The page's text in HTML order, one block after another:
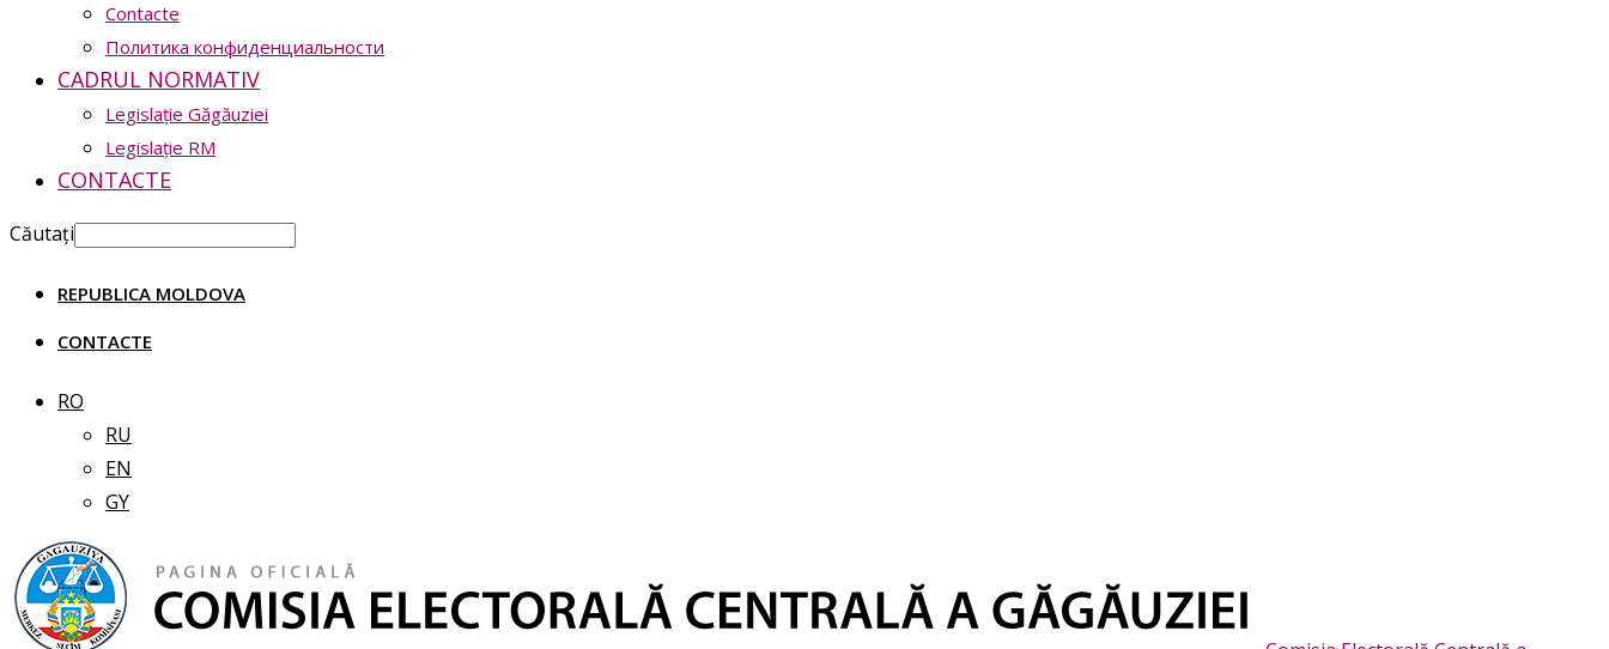
Contacte
Политика конфиденциальности
CADRUL NORMATIV
Legislație Găgăuziei
Legislație RM
CONTACTE
Căutați
REPUBLICA MOLDOVA
CONTACTE
RO
RU
EN
GY